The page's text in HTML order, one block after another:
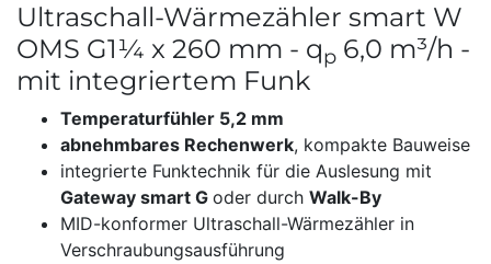
Ultraschall-Wärmezähler smart W
OMS G1¼ x 260 mm - qp 6,0 m³/h -
mit integriertem Funk
Temperaturfühler 5,2 mm
abnehmbares Rechenwerk, kompakte Bauweise
integrierte Funktechnik für die Auslesung mit
Gateway smart G oder durch Walk-By
MID-konformer Ultraschall-Wärmezähler in
Verschraubungsausführung